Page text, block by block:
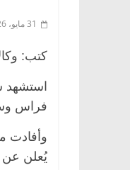
31 مايو، 2026
كتب:
استشهد
فراس
وأفادت
يُعلن عن